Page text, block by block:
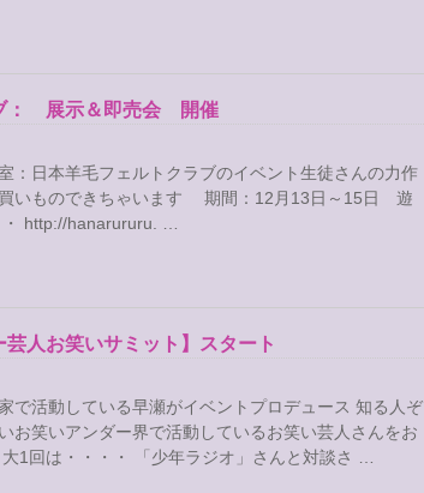
： 展示＆即売会 開催
：日本羊毛フェルトクラブのイベント生徒さんの力作
いものできちゃいます 期間：12月13日～15日 遊
http://hanarururu. …
芸人お笑いサミット】スタート
で活動している早瀬がイベントプロデュース 知る人ぞ
お笑いアンダー界で活動しているお笑い芸人さんをお
1回は・・・・ 「少年ラジオ」さんと対談さ …